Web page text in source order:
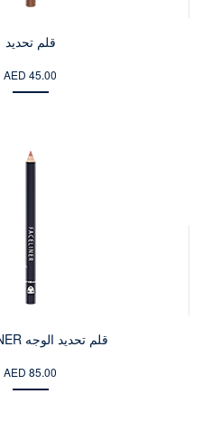
قلم تحديد
AED 45.00
قلم تحديد الوجه FACELINER
AED 85.00